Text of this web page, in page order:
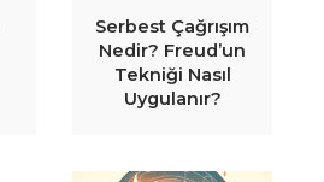
Serbest Çağrışım
Nedir? Freud’un
Tekniği Nasıl
Uygulanır?